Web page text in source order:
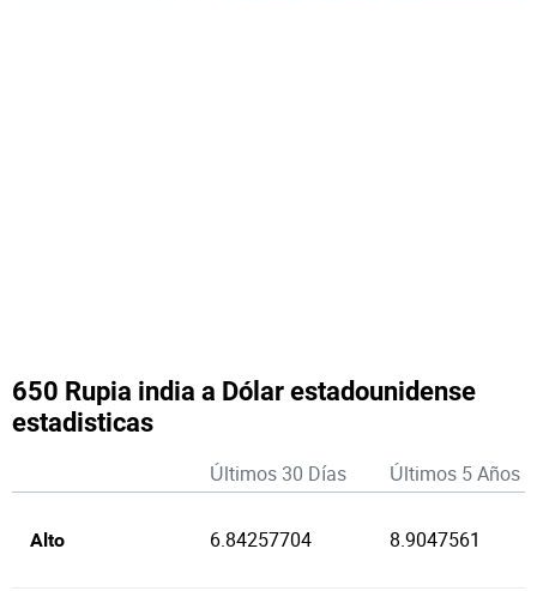
650 Rupia india a Dólar estadounidense
estadisticas
Últimos 30 Días Últimos 5 Años
Alto 6.84257704 8.9047561